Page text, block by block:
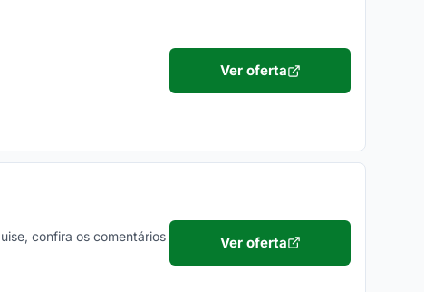
Ver oferta
confira os comentários
Ver oferta